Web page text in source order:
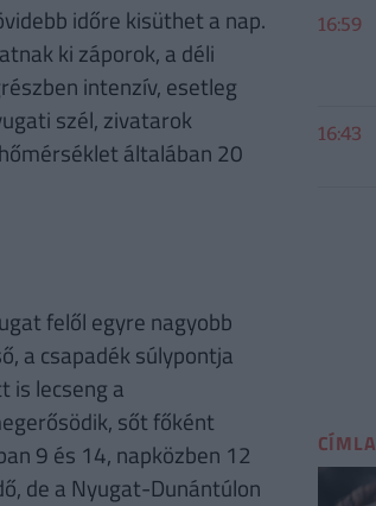
időre kisüthet a nap.
ki záporok, a déli
intenzív, esetleg
szél, zivatarok
általában 20
felől egyre nagyobb
a csapadék súlypontja
is lecseng a
sőt főként
9 és 14, napközben 12
de a Nyugat-Dunántúlon
16:59
16:43